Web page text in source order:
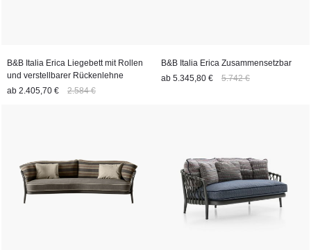
B&B Italia Erica Liegebett mit Rollen
und verstellbarer Rückenlehne
ab 2.405,70 € 2.584 €
B&B Italia Erica Zusammensetzbar
ab 5.345,80 € 5.742 €